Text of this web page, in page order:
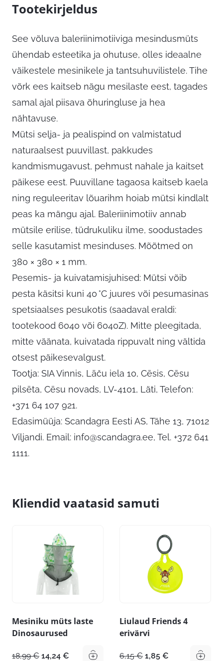
Tootekirjeldus
See võluva baleriinimotiiviga mesindusmüts
ühendab esteetika ja ohutuse, olles ideaalne
väikestele mesinikele ja tantsuhuvilistele. Tihe
võrk ees kaitseb nägu mesilaste eest, tagades
samal ajal piisava õhuringluse ja hea
nähtavuse.
Mütsi selja- ja pealispind on valmistatud
naturaalsest puuvillast, pakkudes
kandmismugavust, pehmust nahale ja kaitset
päikese eest. Puuvillane tagaosa kaitseb kaela
ning reguleeritav lõuarihm hoiab mütsi kindlalt
peas ka mängu ajal. Baleriinimotiiv annab
mütsile erilise, tüdrukuliku ilme, soodustades
selle kasutamist mesinduses. Mõõtmed on
380 × 380 × 1 mm.
Pesemis- ja kuivatamisjuhised: Mütsi võib
pesta käsitsi kuni 40 °C juures või pesumasinas
spetsiaalses pesukotis (saadaval eraldi:
tootekood 6040 või 6040Z). Mitte pleegitada,
mitte väänata, kuivatada rippuvalt ning vältida
otsest päikesevalgust.
Tootja: SIA Vinnis, Lāču iela 10, Cēsis, Cēsu
pilsēta, Cēsu novads, LV-4101, Läti, Telefon:
+371 64 107 921.
Edasimüüja: Scandagra Eesti AS, Tähe 13, 71012
Viljandi. Email: info@scandagra.ee, Tel. +372 641
1111.
Kliendid vaatasid samuti
Mesiniku müts laste
Dinosaurused
18,99€ Algne
14,24 € Praegune
Liulaud Friends 4
erivärvi
6,15€ Algne
1,85 € Praegune